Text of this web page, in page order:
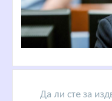
Да ли сте за